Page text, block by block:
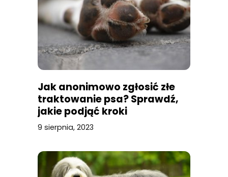
Jak anonimowo zgłosić złe
traktowanie psa? Sprawdź,
jakie podjąć kroki
9 sierpnia, 2023